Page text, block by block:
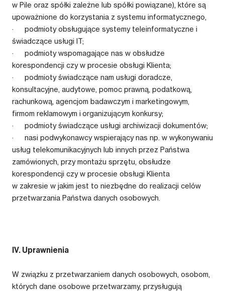
w Pile oraz spółki zależne lub spółki powiązane), które są
upoważnione do korzystania z systemu informatycznego,
· podmioty obsługujące systemy teleinformatyczne i
świadczące usługi IT;
· podmioty wspomagające nas w obsłudze
korespondencji czy w procesie obsługi Klienta;
· podmioty świadczące nam usługi doradcze,
konsultacyjne, audytowe, pomoc prawną, podatkową,
rachunkową, agencjom badawczym i marketingowym,
firmom reklamowym i organizującym konkursy;
· podmioty świadczące usługi archiwizacji dokumentów;
· nasi podwykonawcy wspierający nas np. w wykonywaniu
usług telekomunikacyjnych lub innych przez Państwa
zamówionych, przy montażu sprzętu, obsłudze
korespondencji czy w procesie obsługi Klienta
w zakresie w jakim jest to niezbędne do realizacji celów
przetwarzania Państwa danych osobowych.
IV. Uprawnienia
W związku z przetwarzaniem danych osobowych, osobom,
których dane osobowe przetwarzamy, przysługują